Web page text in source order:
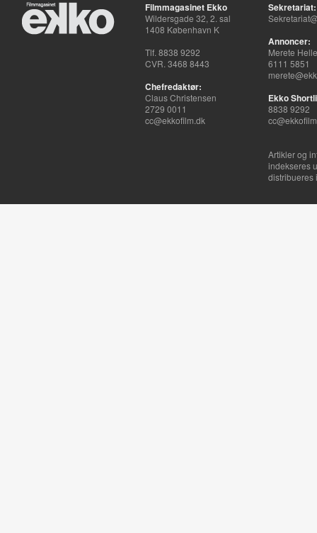
Filmmagasinet Ekko
Wildersgade 32, 2. sal
1408 København K
Tlf. 8838 9292
CVR. 3468 8443
Chefredaktør:
Claus Christensen
2729 0011
cc@ekkofilm.dk
Sekretariat:
Annoncer:
Merete
6111 5851
Ekko
8838 9292
Artikler og
indekseres
distribueres